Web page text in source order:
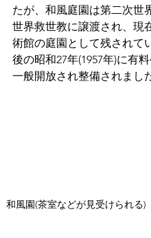
たが、和風庭園は第二次世
世界救世教に譲渡され、現
術館の庭園として残されて
後の昭和27年(1957年)に有
一般開放され整備されまし
和風園(茶室などが見受けられる)